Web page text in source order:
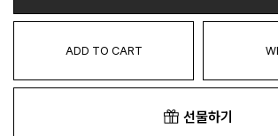
ADD TO CART
선물하기